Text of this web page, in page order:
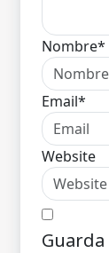
Nombre*
Email*
Website